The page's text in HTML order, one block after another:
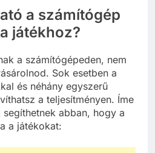
a számítógép
játékhoz?
a számítógépeden, nem
Sok esetben a
és néhány egyszerű
a teljesítményen. Íme
abban, hogy a
a játékokat: